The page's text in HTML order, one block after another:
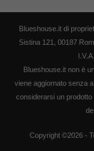
Blueshouse.it di
Sistina 121, 00187
Blueshouse.it non è
viene aggiornato senza
considerarsi un
Copyright ©2026 -